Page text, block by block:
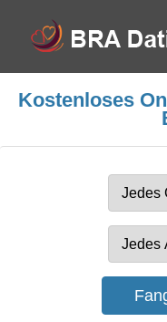
Kostenloses